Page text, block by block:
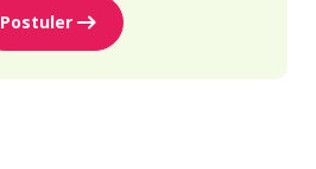
Postuler